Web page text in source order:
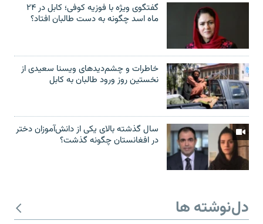
گفتگوی ویژه با فوزیه کوفی؛ کابل در ۲۴
ماه اسد چگونه به دست طالبان افتاد؟
خاطرات و چشم‌دید‌های ویسنا سعیدی از
نخستین روز ورود طالبان به کابل
سال گذشته بالای یکی از دانش‌آموزان دختر
در افغانستان چگونه گذشت؟
دل‌نوشته ها